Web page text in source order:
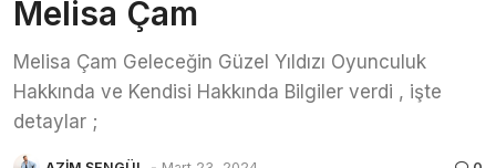
Melisa Çam
Melisa Çam Geleceğin Güzel Yıldızı Oyunculuk
Hakkında ve Kendisi Hakkında Bilgiler verdi , işte
detaylar ;